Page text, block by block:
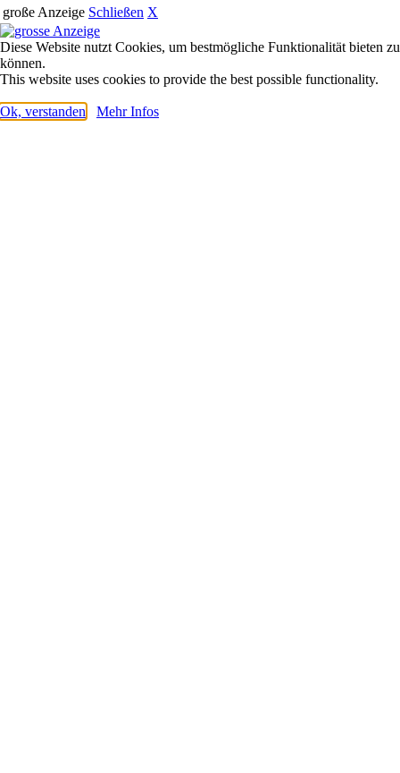
große Anzeige Schließen X
Diese Website nutzt Cookies, um bestmögliche Funktionalität bieten zu
können.
This website uses cookies to provide the best possible functionality.
Ok, verstanden Mehr Infos